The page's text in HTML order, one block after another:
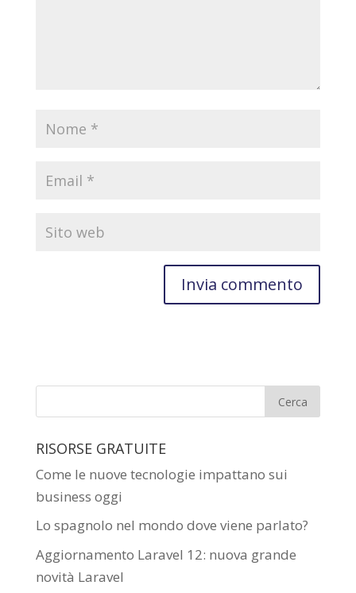
RISORSE GRATUITE
Come le nuove tecnologie impattano sui
business oggi
Lo spagnolo nel mondo dove viene parlato?
Aggiornamento Laravel 12: nuova grande
novità Laravel